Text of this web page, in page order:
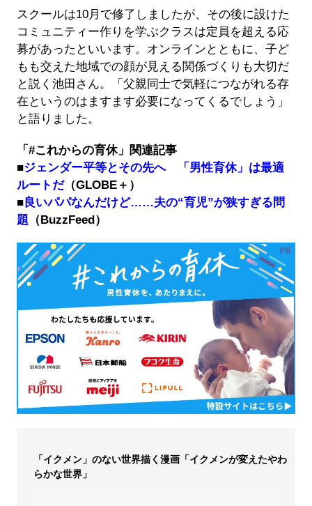
スクールは10月で修了しましたが、その後に設けた
コミュニティー作りを学ぶクラスは定員を超える応
募があったといいます。オンラインとともに、子ど
もも交えた地域での顔が見える関係づくりも大切だ
と説く池田さん。「父親同士で気軽につながれる存
在というのはますます必要になってくるでしょう」
と語りました。
「#これからの育休」関連記事
■ジェンダー平等とその先へ 「男性育休」は最適
ルートだ（GLOBE＋）
■良いパパなんだけど……夫の“育児”が狭すぎる問
題 （BuzzFeed）
「イクメン」のない世界描く漫画「イクメンが変えたやわ
らかな世界」